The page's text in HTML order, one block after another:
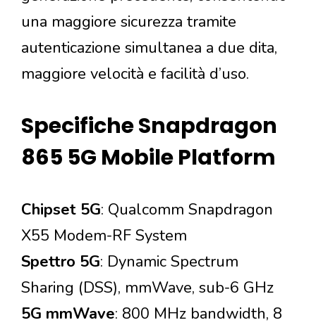
una maggiore sicurezza tramite
autenticazione simultanea a due dita,
maggiore velocità e facilità d’uso.
Specifiche Snapdragon
865 5G Mobile Platform
Chipset 5G: Qualcomm Snapdragon
X55 Modem-RF System
Spettro 5G: Dynamic Spectrum
Sharing (DSS), mmWave, sub-6 GHz
5G mmWave: 800 MHz bandwidth, 8